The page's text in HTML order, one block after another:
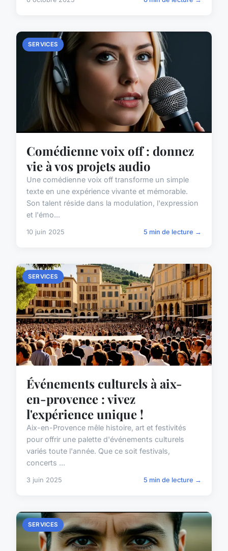
SERVICES
Comédienne voix off : donnez
vie à vos projets audio
Une comédienne voix off transforme un simple
texte en une expérience vivante et mémorable.
Son talent réside dans la modulation, l'expression
et l'émo...
10 juin 2025 5 min de lecture →
SERVICES
Événements culturels à aix-
en-provence : vivez
l'expérience unique !
Aix-en-Provence mêle histoire, art et festivités
pour offrir une palette d'événements culturels
variés toute l'année. Que ce soit festivals,
concerts ...
3 juin 2025 5 min de lecture →
SERVICES